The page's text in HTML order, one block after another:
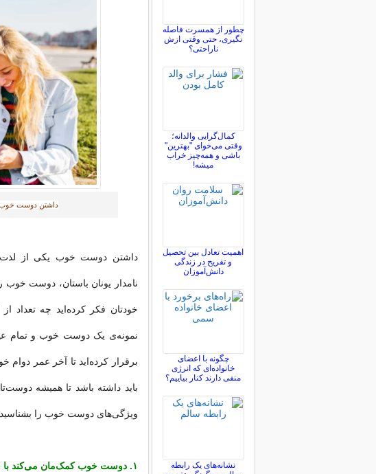
داشتن دوست خوب
داشتن دوست خوب یکی از
نامدار یونان باستان، دوست خوب
خودتان فکر کرده‌اید چه
نمونه‌ی یک دوست خوب و تمام
برقرار کرده‌اید تا آخر عمر
ویژگی‌های دوست خوب را بشناسید.
۱. دوست خوب کمک‌مان می‌کند با خودمان مهربان‌تر باشیم
چطور از همسرت فاصله
نگيری، حتی وقتی ازش
ناراحتی؟
کمال‌گرایی والدانه؛
وقتی می‌خوای "بهترین"
باشی و همه‌چیز خراب
میشه!
اهمیت تعادل بین تحصیل
و تفریح در زندگی
دانش‌آموزان
چگونه با اعضای
خانواده‌ای که انرژی
منفی دارند کنار بیاییم؟
نشانه‌های یک رابطه